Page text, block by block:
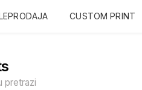
CUSTOM PRINT
pretrazi